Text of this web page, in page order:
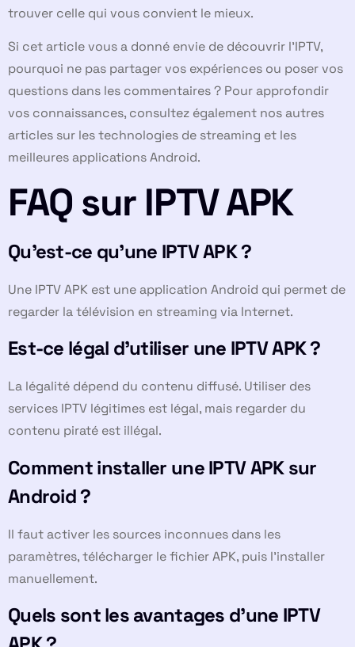
trouver celle qui vous convient le mieux.
Si cet article vous a donné envie de découvrir l’IPTV,
pourquoi ne pas partager vos expériences ou poser vos
questions dans les commentaires ? Pour approfondir
vos connaissances, consultez également nos autres
articles sur les technologies de streaming et les
meilleures applications Android.
FAQ sur IPTV APK
Qu’est-ce qu’une IPTV APK ?
Une IPTV APK est une application Android qui permet de
regarder la télévision en streaming via Internet.
Est-ce légal d’utiliser une IPTV APK ?
La légalité dépend du contenu diffusé. Utiliser des
services IPTV légitimes est légal, mais regarder du
contenu piraté est illégal.
Comment installer une IPTV APK sur
Android ?
Il faut activer les sources inconnues dans les
paramètres, télécharger le fichier APK, puis l’installer
manuellement.
Quels sont les avantages d’une IPTV